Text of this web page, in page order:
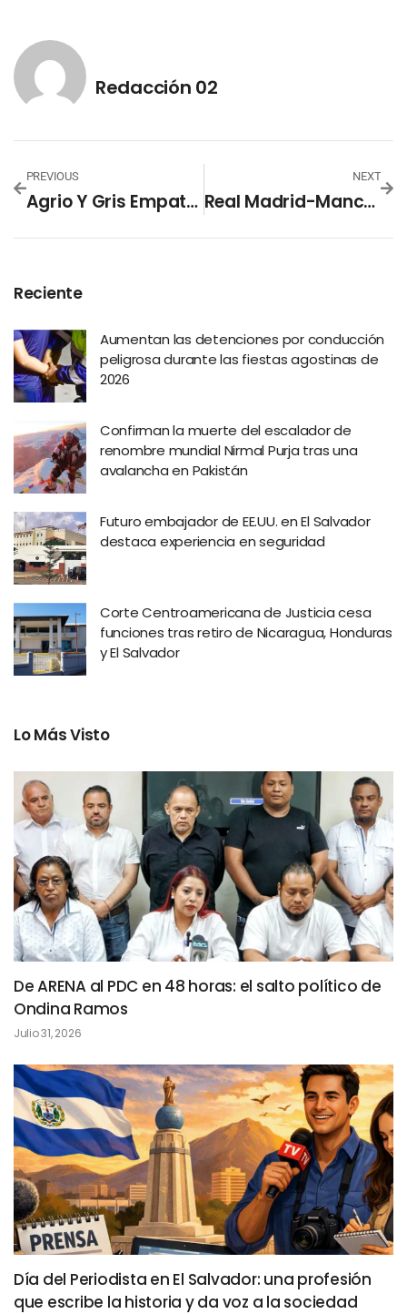
Redacción 02
PREVIOUS
Agrio Y Gris Empate Del Barça En “San Paolo”
NEXT
Real Madrid-Manchester City, La Ante Sala Del Clásico Español
Reciente
Aumentan las detenciones por conducción
peligrosa durante las fiestas agostinas de
2026
Confirman la muerte del escalador de
renombre mundial Nirmal Purja tras una
avalancha en Pakistán
Futuro embajador de EE.UU. en El Salvador
destaca experiencia en seguridad
Corte Centroamericana de Justicia cesa
funciones tras retiro de Nicaragua, Honduras
y El Salvador
Lo Más Visto
De ARENA al PDC en 48 horas: el salto político de
Ondina Ramos
Julio 31, 2026
Día del Periodista en El Salvador: una profesión
que escribe la historia y da voz a la sociedad